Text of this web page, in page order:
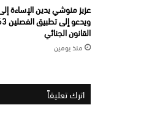
عزيز منوشي يدين الإساءة
القانون الجنائي
منذ يومين
اترك تعليقاً